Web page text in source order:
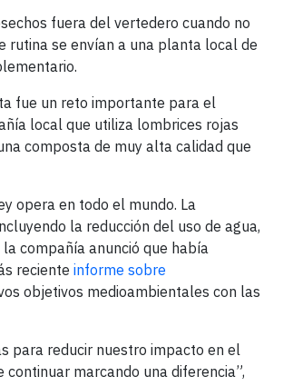
fuera del vertedero cuando no
rutina se envían a una planta local de
fue un reto importante para el
local que utiliza lombrices rojas
composta de muy alta calidad que
opera en todo el mundo. La
la reducción del uso de agua,
compañía anunció que había
reciente informe sobre
objetivos medioambientales con las
para reducir nuestro impacto en el
marcando una diferencia”,